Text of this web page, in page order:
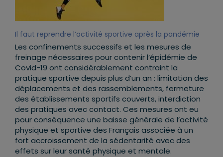
Il faut reprendre l’activité sportive après la pandémie
Les confinements successifs et les mesures de
freinage nécessaires pour contenir l’épidémie de
Covid-19 ont considérablement contraint la
pratique sportive depuis plus d’un an : limitation des
déplacements et des rassemblements, fermeture
des établissements sportifs couverts, interdiction
des pratiques avec contact. Ces mesures ont eu
pour conséquence une baisse générale de l’activité
physique et sportive des Français associée à un
fort accroissement de la sédentarité avec des
effets sur leur santé physique et mentale.